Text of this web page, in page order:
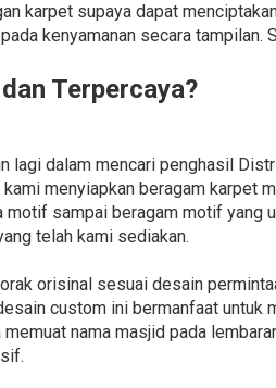
karpet supaya dapat
kenyamanan secara
Terpercaya?
lagi dalam mencari penghasil
menyiapkan beragam karpet
motif sampai beragam motif yang
telah kami sediakan.
orisinal sesuai desain
custom ini bermanfaat
nama masjid pada